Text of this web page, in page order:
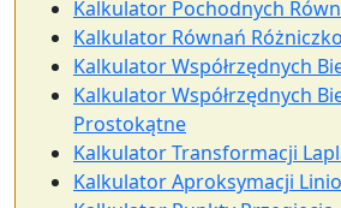
Kalkulator Pochodnych
Kalkulator Równań
Kalkulator Współrzędnych
Kalkulator Współrzędnych
Prostokątne
Kalkulator Transformacji
Kalkulator Aproksymacji